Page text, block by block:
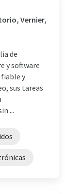
Vernier,
de
y software
fiable y
sus tareas
...